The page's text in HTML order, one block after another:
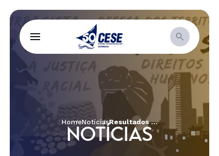
HomeNotícias Resultados dos projetos selecionados no edital Juventudes e Direitos Digitais
NOTÍCIAS